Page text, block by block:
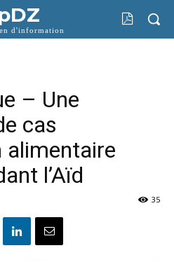
d'information
– Une
cas
alimentaire
l’Aïd
35